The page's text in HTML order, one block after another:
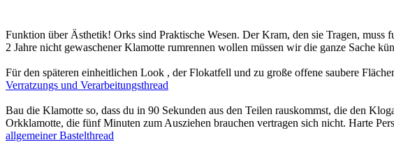
Funktion über Ästhetik! Orks sind Praktische Wesen. Der Kram, den sie Tragen,
2 Jahre nicht gewaschener Klamotte rumrennen wollen müssen wir die ganze Sache
Für den späteren einheitlichen Look , der Flokatfell und zu große offene saubere
Verratzungs und Verarbeitungsthread
Bau die Klamotte so, dass du in 90 Sekunden aus den Teilen rauskommst, die den
Orkklamotte, die fünf Minuten zum Ausziehen brauchen vertragen sich nicht. Harte
allgemeiner Bastelthread